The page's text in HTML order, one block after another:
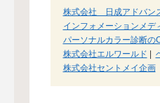
株式会社 日成アドバン
インフォメーションメデ
パーソナルカラー診断の
株式会社エルワールド
株式会社セントメイ企画